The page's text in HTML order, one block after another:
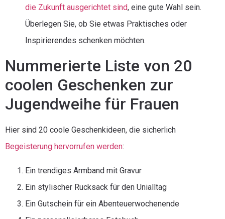
die Zukunft ausgerichtet sind, eine gute Wahl sein.
Überlegen Sie, ob Sie etwas Praktisches oder
Inspirierendes schenken möchten.
Nummerierte Liste von 20
coolen Geschenken zur
Jugendweihe für Frauen
Hier sind 20 coole Geschenkideen, die sicherlich
Begeisterung hervorrufen werden:
Ein trendiges Armband mit Gravur
Ein stylischer Rucksack für den Unialltag
Ein Gutschein für ein Abenteuerwochenende